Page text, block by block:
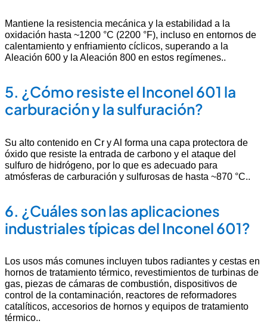
Mantiene la resistencia mecánica y la estabilidad a la
oxidación hasta ~1200 °C (2200 °F), incluso en entornos de
calentamiento y enfriamiento cíclicos, superando a la
Aleación 600 y la Aleación 800 en estos regímenes..
5. ¿Cómo resiste el Inconel 601 la
carburación y la sulfuración?
Su alto contenido en Cr y Al forma una capa protectora de
óxido que resiste la entrada de carbono y el ataque del
sulfuro de hidrógeno, por lo que es adecuado para
atmósferas de carburación y sulfurosas de hasta ~870 °C..
6. ¿Cuáles son las aplicaciones
industriales típicas del Inconel 601?
Los usos más comunes incluyen tubos radiantes y cestas en
hornos de tratamiento térmico, revestimientos de turbinas de
gas, piezas de cámaras de combustión, dispositivos de
control de la contaminación, reactores de reformadores
catalíticos, accesorios de hornos y equipos de tratamiento
térmico..